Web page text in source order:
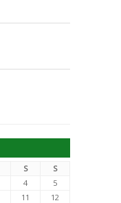
S
S
4
5
11
12